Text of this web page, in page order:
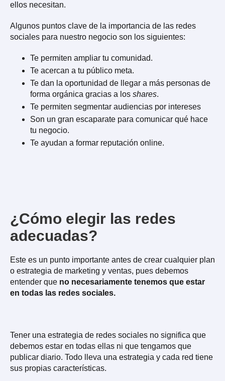
ellos necesitan.
Algunos puntos clave de la importancia de las redes
sociales para nuestro negocio son los siguientes:
Te permiten ampliar tu comunidad.
Te acercan a tu público meta.
Te dan la oportunidad de llegar a más personas de
forma orgánica gracias a los shares.
Te permiten segmentar audiencias por intereses
Son un gran escaparate para comunicar qué hace
tu negocio.
Te ayudan a formar reputación online.
¿Cómo elegir las redes
adecuadas?
Este es un punto importante antes de crear cualquier plan
o estrategia de marketing y ventas, pues debemos
entender que no necesariamente tenemos que estar
en todas las redes sociales.
Tener una estrategia de redes sociales no significa que
debemos estar en todas ellas ni que tengamos que
publicar diario. Todo lleva una estrategia y cada red tiene
sus propias características.